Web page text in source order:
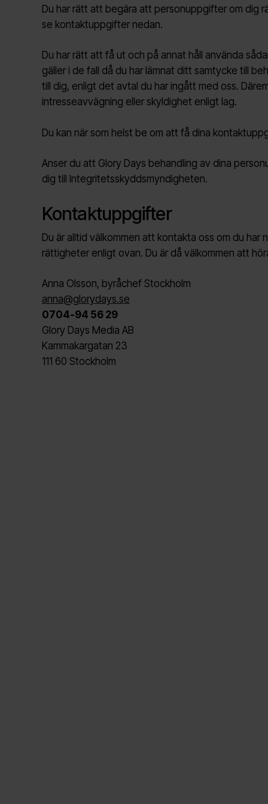
Du har rätt att begära att personuppgifter om dig
se kontaktuppgifter nedan.
Du har rätt att få ut och på annat håll använda
gäller i de fall då du har lämnat ditt samtycke till
till dig, enligt det avtal du har ingått med oss.
intresseavvägning eller skyldighet enligt lag.
Du kan när som helst be om att få dina
Anser du att Glory Days behandling av dina
dig till Integritetsskyddsmyndigheten.
Kontaktuppgifter
Du är alltid välkommen att kontakta oss om du
rättigheter enligt ovan. Du är då välkommen att
Anna Olsson, byråchef Stockholm
anna@glorydays.se
0704-94 56 29
Glory Days Media AB
Kammakargatan 23
111 60 Stockholm